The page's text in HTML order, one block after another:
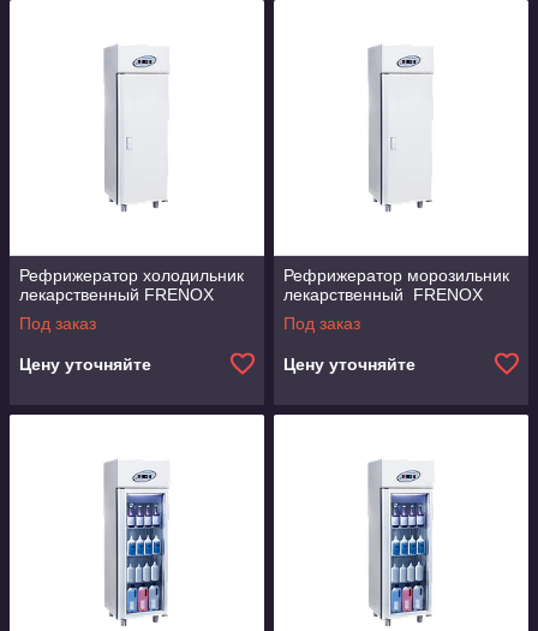
Рефрижератор холодильник
лекарственный FRENOX
Под заказ
Цену уточняйте
Рефрижератор морозильник
лекарственный FRENOX
Под заказ
Цену уточняйте